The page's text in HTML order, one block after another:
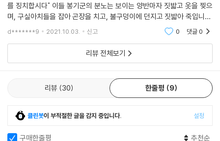
를 징치합시다" 이들 봉기군의 분노는 보이는 양반마자 짓밟고 옷을 찢으
며, 구실아치들을 잡아 곤장을 치고, 불구덩이에 던지고 짓밟아 죽입니다.
(아... 분노한 민중의 무서움이라니..) ** 구실아치란 조선시대에 각 관아의
d*******9 2021.10.03. 신고 0 댓글0
리뷰 전체보기
리뷰 30 한줄평 9
클린봇이 부적절한 글을 감지 중입니다. 설정
구매한줄평 추천순